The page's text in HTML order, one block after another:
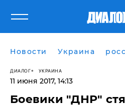
Новости Украина
ДИАЛОГ УКРАИНА
11 июня 2017, 14:13
Боевики "ДНР"